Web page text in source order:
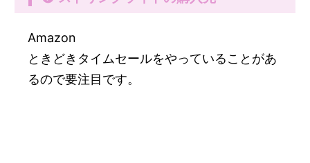
Amazon
ときどきタイムセールをやっていることがあ
るので要注目です。